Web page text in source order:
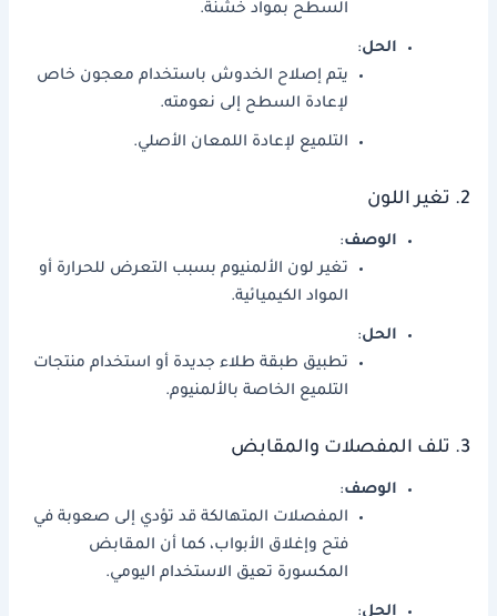
السطح بمواد خشنة.
الحل:
يتم إصلاح الخدوش باستخدام معجون خاص
لإعادة السطح إلى نعومته.
التلميع لإعادة اللمعان الأصلي.
2. تغير اللون
الوصف:
تغير لون الألمنيوم بسبب التعرض للحرارة أو
المواد الكيميائية.
الحل:
تطبيق طبقة طلاء جديدة أو استخدام منتجات
التلميع الخاصة بالألمنيوم.
3. تلف المفصلات والمقابض
الوصف:
المفصلات المتهالكة قد تؤدي إلى صعوبة في
فتح وإغلاق الأبواب، كما أن المقابض
المكسورة تعيق الاستخدام اليومي.